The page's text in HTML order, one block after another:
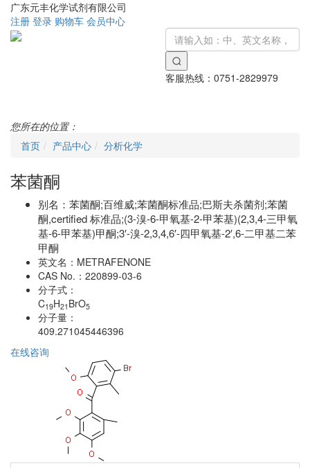
广东元丰化学试剂有限公司
注册 登录 购物车 会员中心
客服热线： 0751-2829979
您所在的位置：
首页
产品中心 分析化学
苯菌酮
别名： 苯菌酮;百维威;苯菌酮标准品;巴斯夫杀菌剂;苯菌
酮,certified 标准品;(3-溴-6-甲氧基-2-甲苯基)(2,3,4-三甲氧
基-6-甲苯基)甲酮;3′-溴-2,3,4,6′-四甲氧基-2′,6-二甲基二苯
甲酮
英文名： METRAFENONE
CAS No.： 220899-03-6
分子式：
C19H21 BrO5
分子量：
409.271045446396
在线咨询